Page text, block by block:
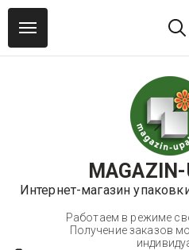
Интернет-магазин
Работаем в режиме
Получение заказов